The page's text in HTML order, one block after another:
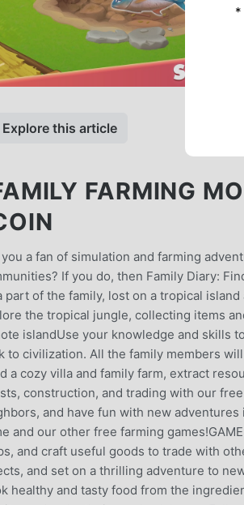
Explore this article
FARMING
a fan of simulation and farming
If you do, then Family Diary:
part of the family, lost on a tropical
the tropical jungle, collecting items
islandUse your knowledge and skills
to civilization. All the family members
a cozy villa and family farm, extract
construction, and trading with our
and have fun with new
and our other free farming
and craft useful goods to trade with
and set on a thrilling adventure to
healthy and tasty food from the
*